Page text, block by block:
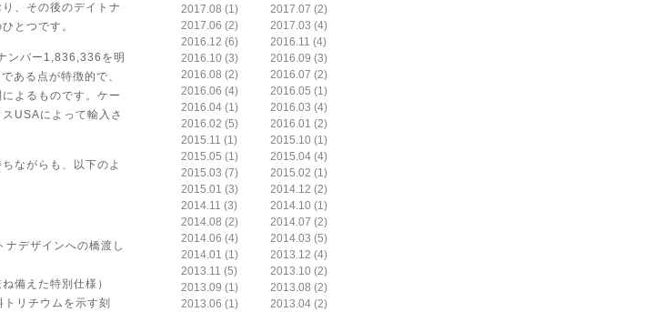
、その後のデイトナ
とつです。
ンバー1,836,336を明
ある点が特徴的で、
よるものです。ケー
USAによって輸入さ
ながらも、以下のよ
デザインへの橋渡し
備えた特別仕様）
リチウムを示す刻
2017.08 (1)
2017.07 (2)
2017.06 (2)
2017.03 (4)
2016.12 (6)
2016.11 (4)
2016.10 (3)
2016.09 (3)
2016.08 (2)
2016.07 (2)
2016.06 (4)
2016.05 (1)
2016.04 (1)
2016.03 (4)
2016.02 (5)
2016.01 (2)
2015.11 (1)
2015.10 (1)
2015.05 (1)
2015.04 (4)
2015.03 (7)
2015.02 (1)
2015.01 (3)
2014.12 (2)
2014.11 (3)
2014.10 (1)
2014.08 (2)
2014.07 (2)
2014.06 (4)
2014.03 (5)
2014.01 (1)
2013.12 (4)
2013.11 (5)
2013.10 (2)
2013.09 (1)
2013.08 (2)
2013.06 (1)
2013.04 (2)